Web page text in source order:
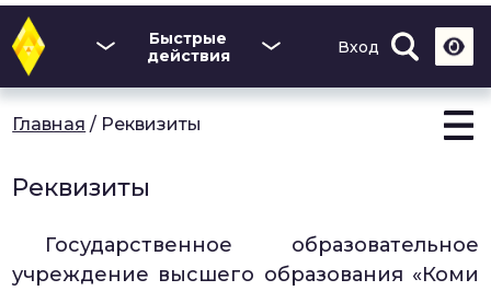
Перейти
основному
содержанию
Быстрые
действия
Вход
Главная / Реквизиты
Реквизиты
Государственное образовательное
учреждение высшего образования «Коми